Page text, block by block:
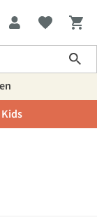
Kids